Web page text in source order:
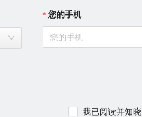
您的手机
我已阅读并知晓